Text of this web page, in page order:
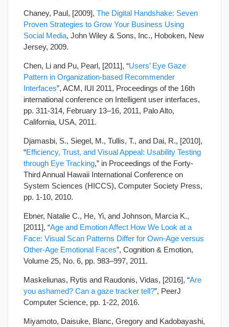
Chaney, Paul, [2009], The Digital Handshake: Seven
Proven Strategies to Grow Your Business Using
Social Media, John Wiley & Sons, Inc., Hoboken, New
Jersey, 2009.
Chen, Li and Pu, Pearl, [2011], “Users’ Eye Gaze
Pattern in Organization-based Recommender
Interfaces”, ACM, IUI 2011, Proceedings of the 16th
international conference on Intelligent user interfaces,
pp. 311-314, February 13–16, 2011, Palo Alto,
California, USA, 2011.
Djamasbi, S., Siegel, M., Tullis, T., and Dai, R., [2010],
“Efficiency, Trust, and Visual Appeal: Usability Testing
through Eye Tracking,” in Proceedings of the Forty-
Third Annual Hawaii International Conference on
System Sciences (HICCS), Computer Society Press,
pp. 1-10, 2010.
Ebner, Natalie C., He, Yi, and Johnson, Marcia K.,
[2011], “Age and Emotion Affect How We Look at a
Face: Visual Scan Patterns Differ for Own-Age versus
Other-Age Emotional Faces”, Cognition & Emotion,
Volume 25, No. 6, pp. 983–997, 2011.
Maskeliunas, Rytis and Raudonis, Vidas, [2016], “Are
you ashamed? Can a gaze tracker tell?”, PeerJ
Computer Science, pp. 1-22, 2016.
Miyamoto, Daisuke, Blanc, Gregory and Kadobayashi,